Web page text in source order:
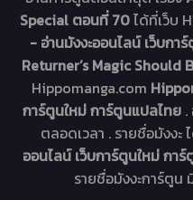
Special ตอนที่ 70ได้ที่เว็บ
- อ่านมังงะออนไลน์ เว็บกา
Returner’s Magic Should
Hippomanga.com
การ์ตูนใหม่ การ์ตูนแปลไทย
ตลอดเวลา . รายชื่อมังงะ
ออนไลน์ เว็บการ์ตูนใหม่ กา
รายชื่อมังงะการ์ตูน